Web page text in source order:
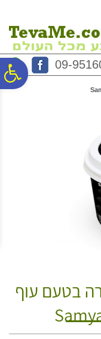
09-
בטעם עוף